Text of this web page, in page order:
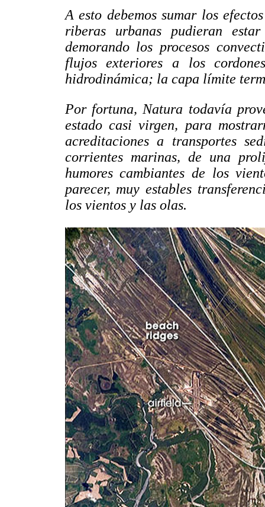
A esto debemos sumar los
riberas urbanas pudieran
demorando los procesos
flujos exteriores a los
hidrodinámica; la capa límite
Por fortuna, Natura todavía
estado casi virgen, para
acreditaciones a transportes
corrientes marinas, de una
humores cambiantes de los
parecer, muy estables
los vientos y las olas.